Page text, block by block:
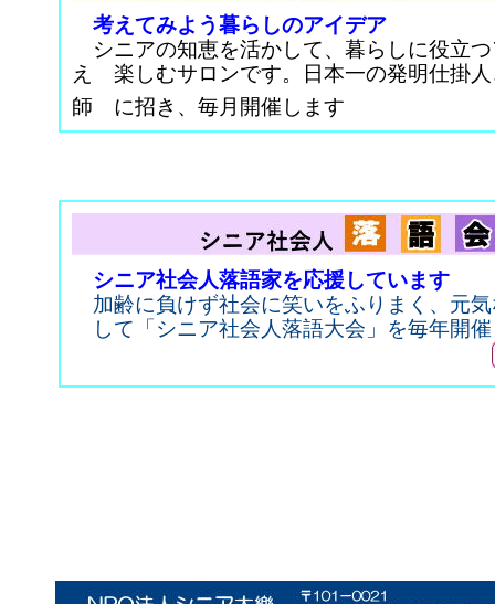
考えてみよう暮らしのアイデア
シニアの知恵を活かして、暮らしに役立
え 楽しむサロンです。日本一の発明仕掛
師 に招き、毎月開催しま
シニア社会人落語家を応援 しています
加齢に負けず社会に笑いをふりまく、元
して「シニア社会人落語大会」を毎年開